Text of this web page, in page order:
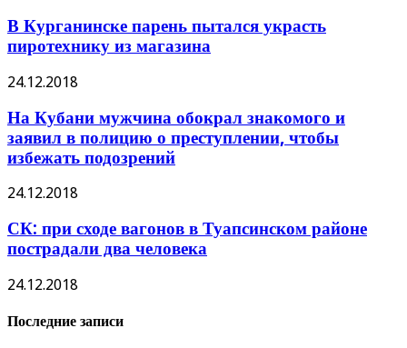
В Курганинске парень пытался украсть
пиротехнику из магазина
24.12.2018
На Кубани мужчина обокрал знакомого и
заявил в полицию о преступлении, чтобы
избежать подозрений
24.12.2018
СК: при сходе вагонов в Туапсинском районе
пострадали два человека
24.12.2018
Последние записи